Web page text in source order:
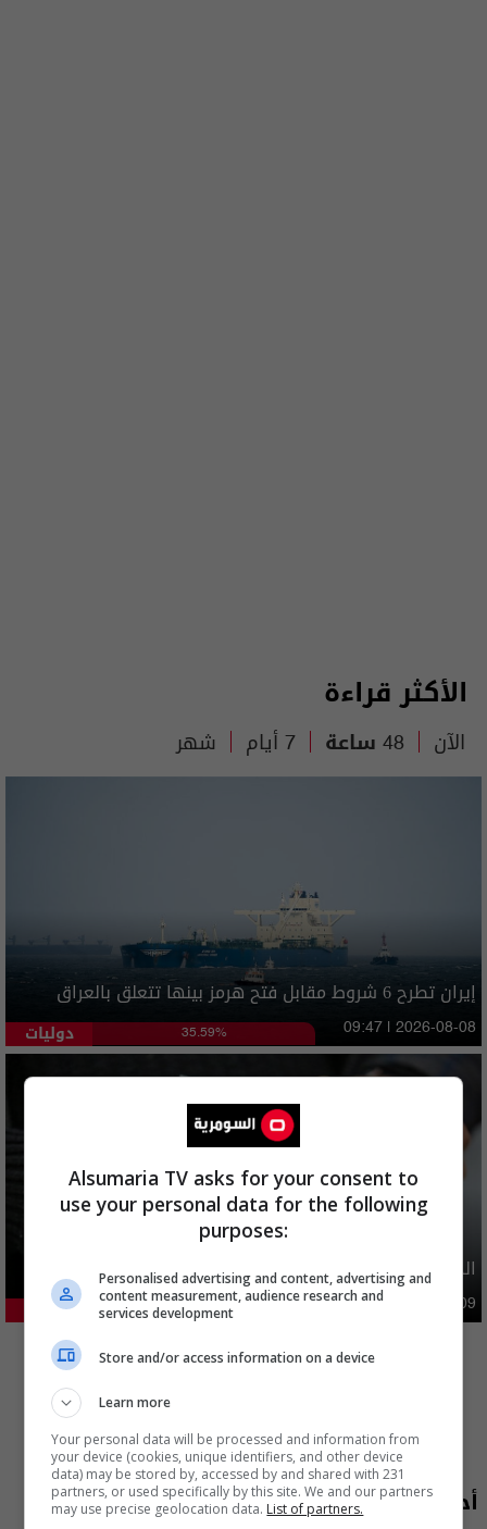
الأكثر قراءة
الآن 48 ساعة 7 أيام شهر
إيران تطرح 6 شروط مقابل فتح هرمز بينها تتعلق بالعراق
دوليات 35.59% 09:47 | 2026-08-08
الدولار يواصل الارتفاع امام الدينار العراقي
اقتصاد 25.77% 09:50 | 2026-08-09
أحدث الحلقات
Alsumaria TV asks for your consent to
use your personal data for the following
purposes:
Personalised advertising and content, advertising and
content measurement, audience research and
services development
Store and/or access information on a device
Learn more
Your personal data will be processed and information from
your device (cookies, unique identifiers, and other device
data) may be stored by, accessed by and shared with 231
partners, or used specifically by this site. We and our partners
may use precise geolocation data. List of partners.